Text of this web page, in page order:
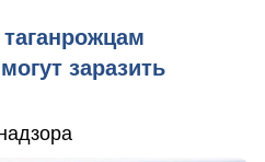
заразить